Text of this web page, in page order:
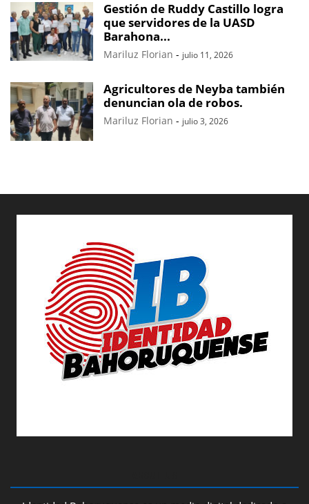
Gestión de Ruddy Castillo logra
que servidores de la UASD
Barahona...
Mariluz Florian - julio 11, 2026
Agricultores de Neyba también
denuncian ola de robos.
Mariluz Florian - julio 3, 2026